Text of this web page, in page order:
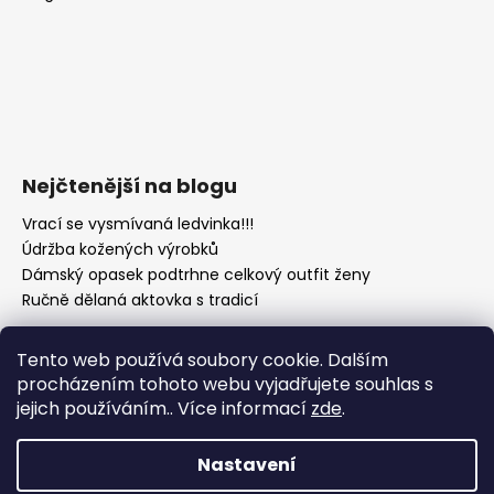
Tento web používá soubory cookie. Dalším
procházením tohoto webu vyjadřujete souhlas s
jejich používáním.. Více informací zde.
Nastavení
Nejčtenější na blogu
Vrací se vysmívaná ledvinka!!!
Údržba kožených výrobků
Dámský opasek podtrhne celkový outfit ženy
Ručně dělaná aktovka s tradicí